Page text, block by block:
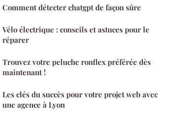
Comment détecter chatgpt de façon sûre
Vélo électrique : conseils et astuces pour le
réparer
Trouvez votre peluche ronflex préférée dès
maintenant !
Les clés du succès pour votre projet web avec
une agence à Lyon